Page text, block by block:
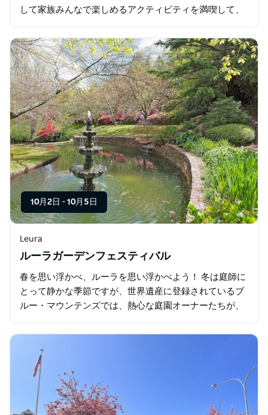
して家族みんなで楽しめるアクティビティを満喫して、
ーンで開催されるこの屋外イベントでは…
10月2日 - 10月5日
Leura
ルーラガーデンフェスティバル
春を思い浮かべ、ルーラを思い浮かべよう！ 冬は庭師に
とって静かな季節ですが、世界遺産に登録されているブ
ルー・マウンテンズでは、熱心な庭園オーナーたちが、
バルに向けて…